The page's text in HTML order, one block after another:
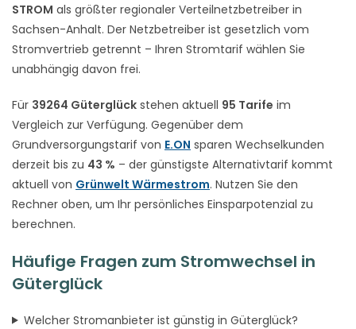
STROM als größter regionaler Verteilnetzbetreiber in
Sachsen-Anhalt. Der Netzbetreiber ist gesetzlich vom
Stromvertrieb getrennt – Ihren Stromtarif wählen Sie
unabhängig davon frei.
Für 39264 Güterglück stehen aktuell 95 Tarife im
Vergleich zur Verfügung. Gegenüber dem
Grundversorgungstarif von E.ON sparen Wechselkunden
derzeit bis zu 43 % – der günstigste Alternativtarif kommt
aktuell von Grünwelt Wärmestrom. Nutzen Sie den
Rechner oben, um Ihr persönliches Einsparpotenzial zu
berechnen.
Häufige Fragen zum Stromwechsel in
Güterglück
Welcher Stromanbieter ist günstig in Güterglück?